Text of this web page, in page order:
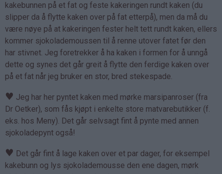
kakebunnen på et fat og feste kakeringen rundt kaken (du
slipper da å flytte kaken over på fat etterpå), men da må du
være nøye på at kakeringen fester helt tett rundt kaken, ellers
kommer sjokolademoussen til å renne utover fatet før den
har stivnet. Jeg foretrekker å ha kaken i formen for å unngå
dette og synes det går greit å flytte den ferdige kaken over
på et fat når jeg bruker en stor, bred stekespade.
♥ Jeg har her pyntet kaken med mørke marsipanroser (fra
Dr Oetker), som fås kjøpt i enkelte store matvarebutikker (f.
eks. hos Meny). Det går selvsagt fint å pynte med annen
sjokoladepynt også!
♥ Det går fint å lage kaken over et par dager, for eksempel
kakebunn og lys sjokolademousse den ene dagen, mørk